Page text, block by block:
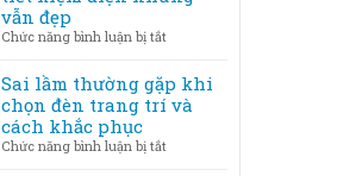
gian
linh
nghệ
ánh
sáng
thành
vẫn đẹp
Chức năng bình luận bị tắtở
trí
đèn
Sai lầm thường gặp khi
chọn đèn trang trí và
cách khắc phục
Chức năng bình luận bị tắtở